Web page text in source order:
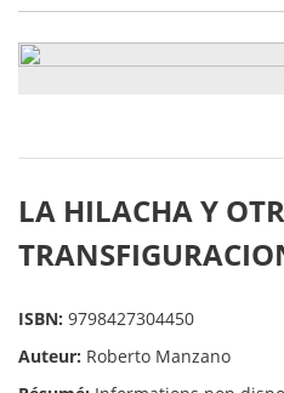
LA HILACHA Y
ISBN: 9798427304450
Auteur: Roberto Manzano